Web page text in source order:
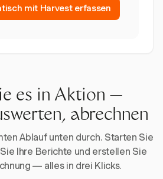
mit Harvest erfassen
es in Aktion —
abrechnen
Ablauf unten durch. Starten Sie
Ihre Berichte und erstellen Sie
— alles in drei Klicks.